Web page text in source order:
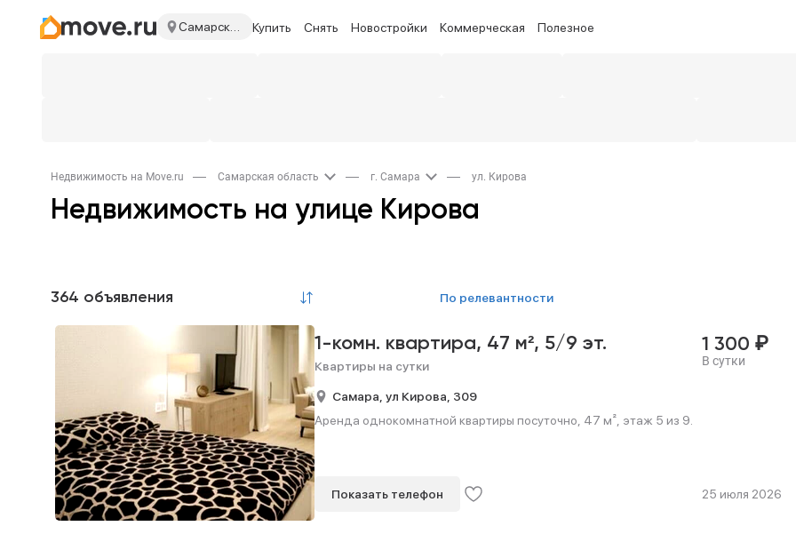
Самарская область Купить Снять Новостройки Коммерческая Полезное
Недвижимость на Move.ru Самарская область г. Самара ул. Кирова
Недвижимость на улице Кирова
364 объявления по релевантности
1-комн. квартира, 47 м², 5/9 эт.
Квартиры на сутки
1 300 ₽
В сутки
Самара, ул Кирова, 309
Аренда однокомнатной квартиры посуточно, 47 м², этаж 5 из 9.
Показать телефон 25 июля 2026